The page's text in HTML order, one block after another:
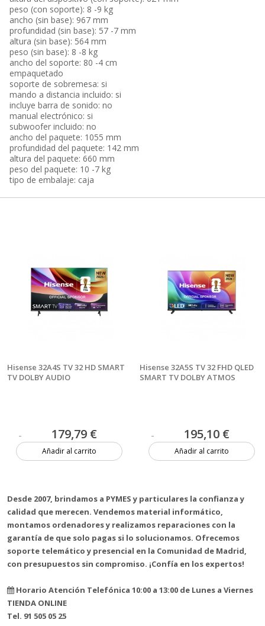
peso (con soporte): 8 -9 kg
ancho (sin base): 967 mm
profundidad (sin base): 57 -7 mm
altura (sin base): 564 mm
peso (sin base): 8 -8 kg
ancho del soporte: 80 -4 cm
empaquetado
soporte de sobremesa: si
mando a distancia incluido: si
incluye barra de sonido: no
manual electrónico: si
subwoofer incluido: no
ancho del paquete: 1055 mm
profundidad del paquete: 142 mm
altura del paquete: 660 mm
peso del paquete: 10 -7 kg
tipo de embalaje: caja
Hisense 32A4S TV 32 HD SMART
TV DOLBY AUDIO
179,79 €
Añadir al carrito
Hisense 32A5S TV 32 FHD QLED
SMART TV DOLBY ATMOS
195,10 €
Añadir al carrito
Desde 2007, brindamos a PYMES y particulares la confianza y
calidad que merecen. Vendemos material informático,
montamos ordenadores y realizamos reparaciones con la
garantía de que solo pagas si lo solucionamos. Ofrecemos
soporte telemático y presencial en la Comunidad de Madrid,
con presupuestos sin compromiso. ¡Confía en los expertos!
Horario Atención Telefónica 10:00 a 13:00 de Lunes a Viernes
TIENDA ONLINE
Tel. 91 505 05 25